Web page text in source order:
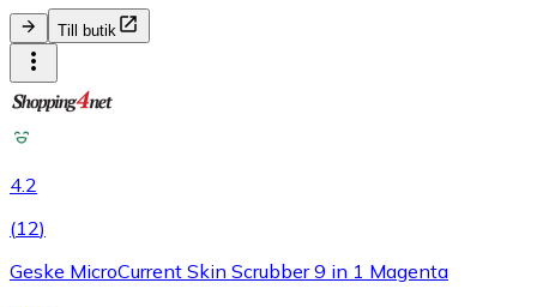
Till butik
4.2
(12)
Geske MicroCurrent Skin Scrubber 9 in 1 Magenta